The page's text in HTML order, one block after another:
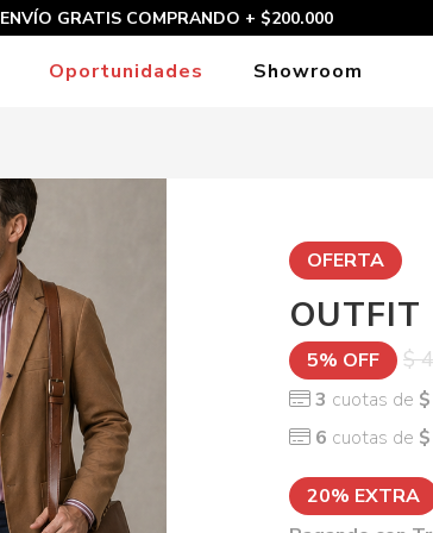
ENVÍO GRATIS COMPRANDO + $200.000
Oportunidades Showroom
OFERTA
OUTFIT
5% OFF $
3 cuotas de
6 cuotas de
20% EXTRA